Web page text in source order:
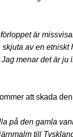
är
av en etniskt
menar det är
att skada
på den gamla
till